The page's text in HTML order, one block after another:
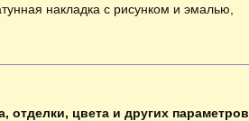
накладка с рисунком и эмалью,
отделки, цвета и других параметров